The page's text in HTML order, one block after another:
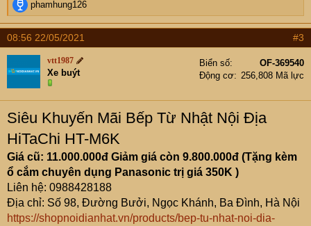
R
e
a
c
t
i
n
s
:
phamhung126
08:56 22/05/2021 #3
vtt1987
Xe buýt
Biển số
OF-369540
Động cơ
256,808 Mã lực
Siêu Khuyến Mãi Bếp Từ Nhật Nội Địa
HiTaChi HT-M6K
Giá cũ: 11.000.000đ Giảm giá còn 9.800.000đ (Tặng kèm
ổ cắm chuyên dụng Panasonic trị giá 350K )
Liên hệ: 0988428188
Địa chỉ: Số 98, Đường Bưởi, Ngọc Khánh, Ba Đình, Hà Nội
https://shopnoidianhat.vn/products/bep-tu-nhat-noi-dia-